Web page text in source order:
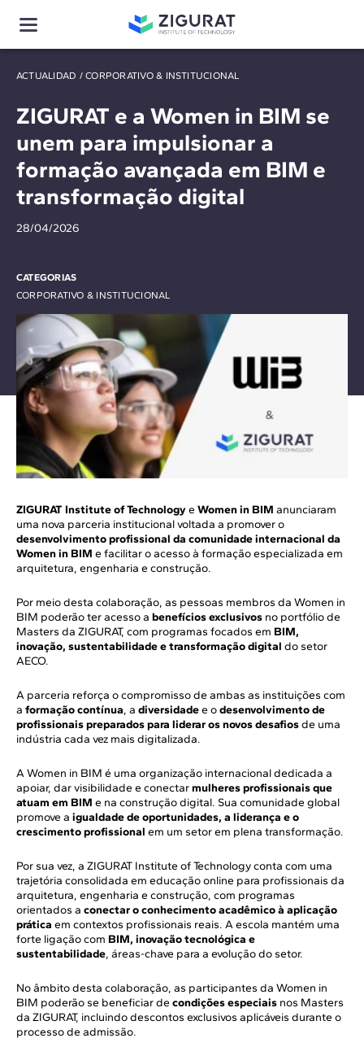
ACTUALIDAD /CORPORATIVO & INSTITUCIONAL
ZIGURAT e a Women in BIM se
unem para impulsionar a
formação avançada em BIM e
transformação digital
28/04/2026
CATEGORIAS
CORPORATIVO & INSTITUCIONAL
ZIGURAT Institute of Technologye Women in BIM anunciaram
uma nova parceria institucional voltada a promover o
desenvolvimento profissional da comunidade internacional da
Women in BIM e facilitar o acesso à formação especializada em
arquitetura, engenharia e construção.
Por meio desta colaboração, as pessoas membros da Women in
BIM poderão ter acesso a benefícios exclusivos no portfólio de
Masters da ZIGURAT, com programas focados em BIM,
inovação, sustentabilidade e transformação digital do setor
AECO.
A parceria reforça o compromisso de ambas as instituições com
a formação contínua, a diversidadee odesenvolvimento de
profissionais preparados para liderar os novos desafiosde uma
indústria cada vez mais digitalizada.
A Women in BIM é uma organização internacional dedicada a
apoiar, dar visibilidade e conectarmulheres profissionais que
atuam em BIM e na construção digital. Sua comunidade global
promove a igualdade de oportunidades, a liderança e o
crescimento profissional em um setor em plena transformação.
Por sua vez, a ZIGURAT Institute of Technology conta com uma
trajetória consolidada em educação online para profissionais da
arquitetura, engenharia e construção, com programas
orientados a conectar o conhecimento acadêmico à aplicação
prática em contextos profissionais reais. A escola mantém uma
forte ligação com BIM, inovação tecnológica e
sustentabilidade, áreas-chave para a evolução do setor.
No âmbito desta colaboração, as participantes da Women in
BIM poderão se beneficiar de condições especiais nos Masters
da ZIGURAT, incluindo descontos exclusivos aplicáveis durante o
processo de admissão.